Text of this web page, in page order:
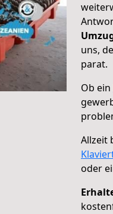
uns,
parat.
Ob ein
Allzeit
oder